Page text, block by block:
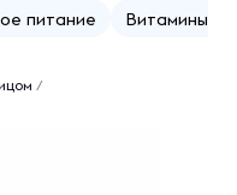
питание Витамины
/